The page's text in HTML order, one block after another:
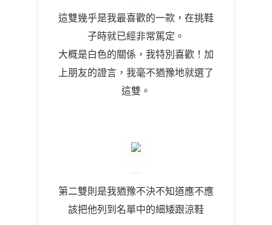
這雙幾乎是我最喜歡的一款，在挑鞋
子時就已經非常篤定。
大概是白色的關係，我特別喜歡！加
上朋友的證言，我毫不猶豫地就選了
這雙。
第二雙則是我猶豫不決不知道應不應
該把他列到名單中的細矮跟涼鞋